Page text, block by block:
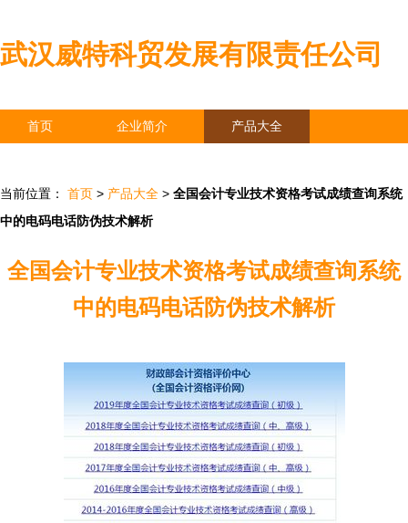
武汉威特科贸发展有限责任公司
首页 企业简介 产品大全
当前位置： 首页 > 产品大全 > 全国会计专业技术资格考试成绩查询系统
中的电码电话防伪技术解析
全国会计专业技术资格考试成绩查询系统
中的电码电话防伪技术解析